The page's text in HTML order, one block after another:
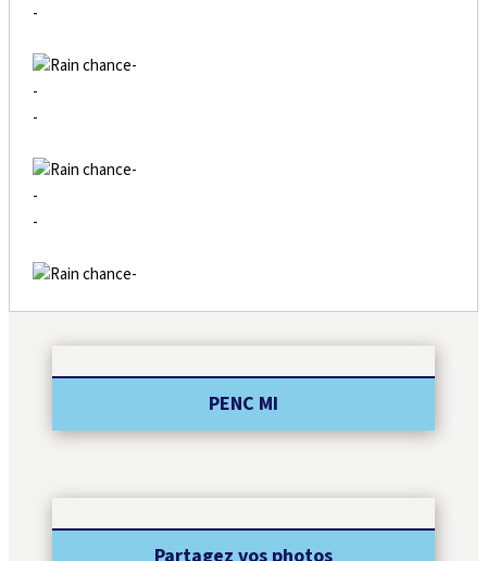
-
-
-
-
-
-
-
-
PENC MI